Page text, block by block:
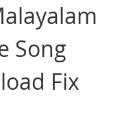
Song
Fix